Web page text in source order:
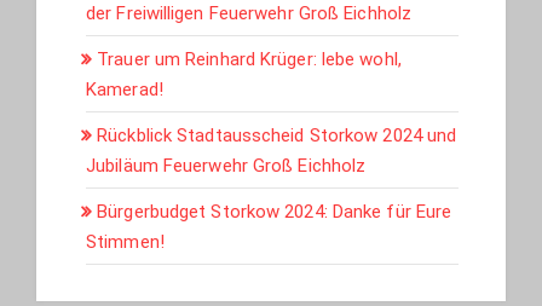
der Freiwilligen Feuerwehr Groß Eichholz
Trauer um Reinhard Krüger: lebe wohl,
Kamerad!
Rückblick Stadtausscheid Storkow 2024 und
Jubiläum Feuerwehr Groß Eichholz
Bürgerbudget Storkow 2024: Danke für Eure
Stimmen!